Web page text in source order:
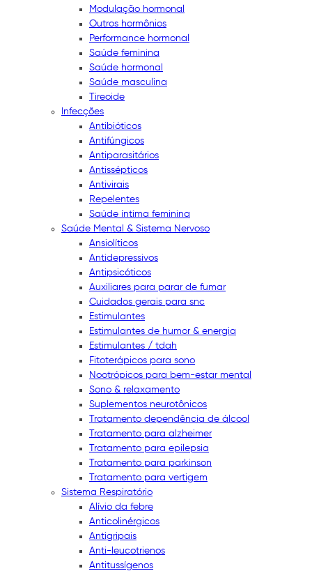
Modulação hormonal
Outros hormônios
Performance hormonal
Saúde feminina
Saúde hormonal
Saúde masculina
Tireoide
Infecções
Antibióticos
Antifúngicos
Antiparasitários
Antissépticos
Antivirais
Repelentes
Saúde íntima feminina
Saúde Mental & Sistema Nervoso
Ansiolíticos
Antidepressivos
Antipsicóticos
Auxiliares para parar de fumar
Cuidados gerais para snc
Estimulantes
Estimulantes de humor & energia
Estimulantes / tdah
Fitoterápicos para sono
Nootrópicos para bem-estar mental
Sono & relaxamento
Suplementos neurotônicos
Tratamento dependência de álcool
Tratamento para alzheimer
Tratamento para epilepsia
Tratamento para parkinson
Tratamento para vertigem
Sistema Respiratório
Alívio da febre
Anticolinérgicos
Antigripais
Anti-leucotrienos
Antitussígenos